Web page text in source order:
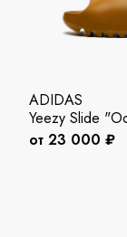
ADIDAS
Yeezy Slide
от 23 000 ₽